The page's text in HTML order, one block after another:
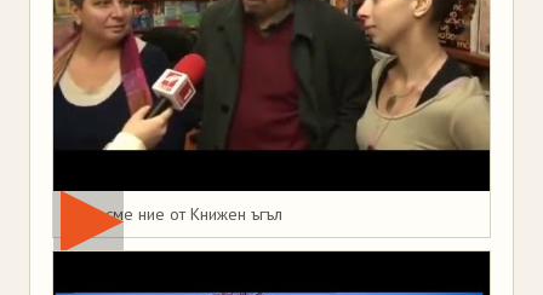
Това сме ние от Книжен ъгъл